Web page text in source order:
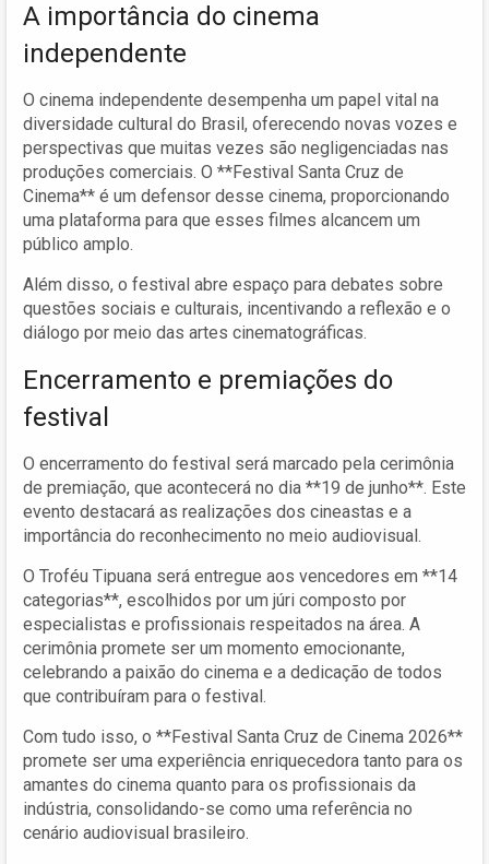
A importância do cinema
independente
O cinema independente desempenha um papel vital na
diversidade cultural do Brasil, oferecendo novas vozes e
perspectivas que muitas vezes são negligenciadas nas
produções comerciais. O **Festival Santa Cruz de
Cinema** é um defensor desse cinema, proporcionando
uma plataforma para que esses filmes alcancem um
público amplo.
Além disso, o festival abre espaço para debates sobre
questões sociais e culturais, incentivando a reflexão e o
diálogo por meio das artes cinematográficas.
Encerramento e premiações do
festival
O encerramento do festival será marcado pela cerimônia
de premiação, que acontecerá no dia **19 de junho**. Este
evento destacará as realizações dos cineastas e a
importância do reconhecimento no meio audiovisual.
O Troféu Tipuana será entregue aos vencedores em **14
categorias**, escolhidos por um júri composto por
especialistas e profissionais respeitados na área. A
cerimônia promete ser um momento emocionante,
celebrando a paixão do cinema e a dedicação de todos
que contribuíram para o festival.
Com tudo isso, o **Festival Santa Cruz de Cinema 2026**
promete ser uma experiência enriquecedora tanto para os
amantes do cinema quanto para os profissionais da
indústria, consolidando-se como uma referência no
cenário audiovisual brasileiro.